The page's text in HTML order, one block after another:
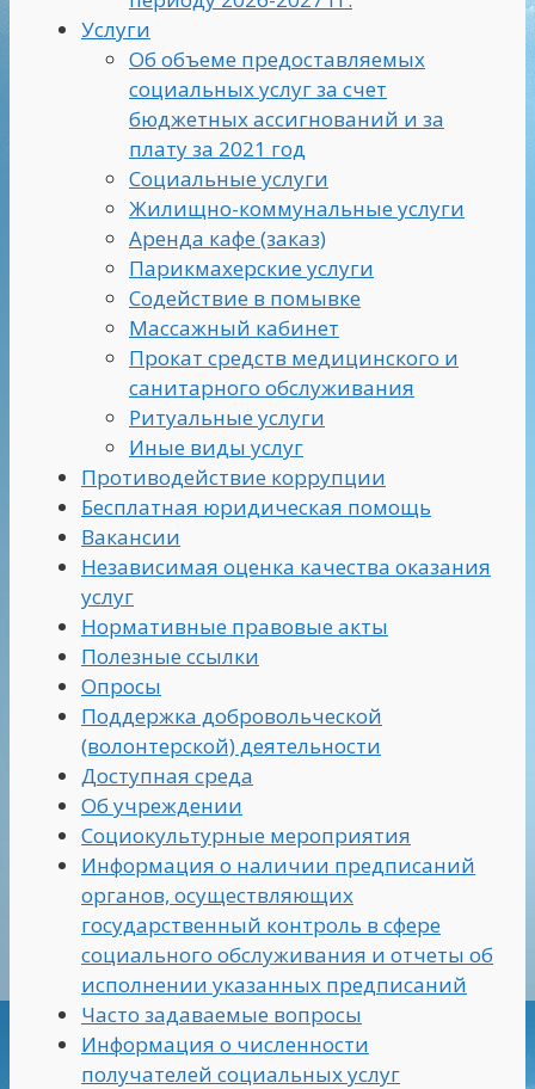
Услуги
Об объеме предоставляемых
социальных услуг за счет
бюджетных ассигнований и за
плату за 2021 год
Социальные услуги
Жилищно-коммунальные услуги
Аренда кафе (заказ)
Парикмахерские услуги
Содействие в помывке
Массажный кабинет
Прокат средств медицинского и
санитарного обслуживания
Ритуальные услуги
Иные виды услуг
Противодействие коррупции
Бесплатная юридическая помощь
Вакансии
Независимая оценка качества оказания
услуг
Нормативные правовые акты
Полезные ссылки
Опросы
Поддержка добровольческой
(волонтерской) деятельности
Доступная среда
Об учреждении
Социокультурные мероприятия
Информация о наличии предписаний
органов, осуществляющих
государственный контроль в сфере
социального обслуживания и отчеты об
исполнении указанных предписаний
Часто задаваемые вопросы
Информация о численности
получателей социальных услуг